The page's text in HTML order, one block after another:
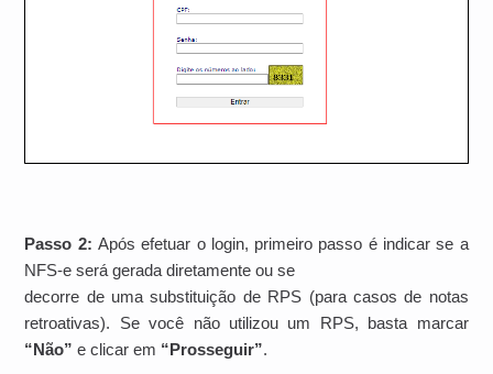
Passo 2: Após efetuar o login, primeiro passo é indicar se a
NFS-e será gerada diretamente ou se
decorre de uma substituição de RPS (para casos de notas
retroativas). Se você não utilizou um RPS, basta marcar
“Não” e clicar em “Prosseguir”.